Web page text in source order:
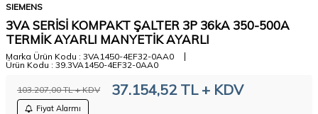
SIEMENS
3VA SERİSİ KOMPAKT ŞALTER 3P 36kA 350-500A
TERMİK AYARLI MANYETİK AYARLI
Marka Ürün Kodu : 3VA1450-4EF32-0AA0
Ürün Kodu : 39.3VA1450-4EF32-0AA0
103.207,00TL + KDV 37.154,52TL + KDV
Fiyat Alarmı